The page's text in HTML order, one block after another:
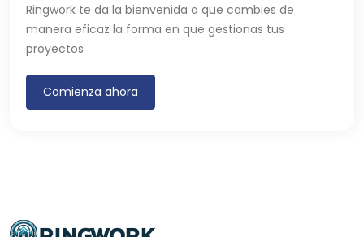
Ringwork te da la bienvenida a que cambies de
manera eficaz la forma en que gestionas tus
proyectos
Comienza ahora